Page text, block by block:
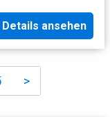
Details ansehen
>